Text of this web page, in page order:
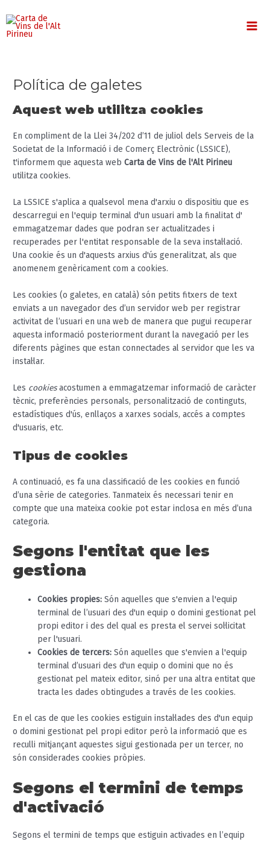
contingut
Política de galetes
Aquest web utilitza cookies
En compliment de la Llei 34/202 d’11 de juliol dels Serveis de la
Societat de la Informació i de Comerç Electrònic (LSSICE),
t'informem que aquesta webCarta de Vins de l'Alt Pirineu
utilitza cookies.
La LSSICE s'aplica a qualsevol mena d'arxiu o dispositiu que es
descarregui en l'equip terminal d'un usuari amb la finalitat d'
emmagatzemar dades que podran ser actualitzades i
recuperades per l'entitat responsable de la seva instal·lació.
Una cookie és un d'aquests arxius d'ús generalitzat, als que
anomenem genèricament com a cookies.
Les cookies (o galetes, en català) són petits fitxers de text
enviats a un navegador des d’un servidor web per registrar
activitat de l’usuari en una web de manera que pugui recuperar
aquesta informació posteriorment durant la navegació per les
diferents pàgines que estan connectades al servidor que les va
instal·lar.
Les cookiesacostumen a emmagatzemar informació de caràcter
tècnic, preferències personals, personalització de continguts,
estadístiques d'ús, enllaços a xarxes socials, accés a comptes
d'usuaris, etc.
Tipus de cookies
A continuació, es fa una classificació de les cookies en funció
d’una sèrie de categories. Tanmateix és necessari tenir en
compte que una mateixa cookie pot estar inclosa en més d’una
categoria.
Segons l'entitat que les
gestiona
Cookies propies: Són aquelles que s'envien a l'equip
terminal de l’usuari des d'un equip o domini gestionat pel
propi editor i des del qual es presta el servei sol·licitat
per l'usuari.
Cookies de tercers: Són aquelles que s'envien a l'equip
terminal d’usuari des d'un equip o domini que no és
gestionat pel mateix editor, sinó per una altra entitat que
tracta les dades obtingudes a través de les cookies.
En el cas de que les cookies estiguin instal·lades des d'un equip
o domini gestionat pel propi editor però la informació que es
reculli mitjançant aquestes sigui gestionada per un tercer, no
són considerades cookies pròpies.
Segons el termini de temps
d'activació
Segons el termini de temps que estiguin activades en l’equip